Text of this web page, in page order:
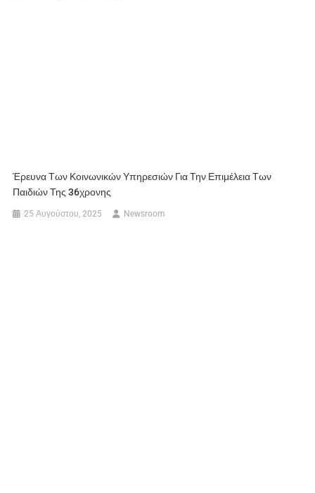
Έρευνα Των Κοινωνικών Υπηρεσιών Για Την Επιμέλεια Των
Παιδιών Της 36χρονης
25 Αυγούστου, 2025 Newsroom